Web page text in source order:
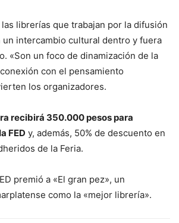
librerías que trabajan por la difusión
intercambio cultural dentro y fuera
«Son un foco de dinamización de la
con el pensamiento
los organizadores.
recibirá 350.000 pesos para
FED y, además, 50% de descuento en
de la Feria.
premió a «El gran pez», un
como la «mejor librería».